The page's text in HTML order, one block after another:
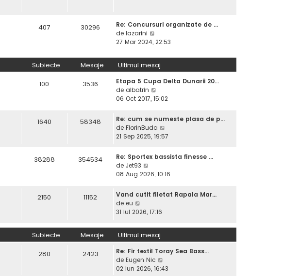
s
u
l
m
a
j
m
l
m
j
407 30296
Re: Concursuri organizate de …
de lazarini
e
i
u
t
i
m
l
m
e
a
27 Mar 2024, 22:53
Subiecte Mesaje Ultimul mesaj
100 3536
Etapa 5 Cupa Delta Dunarii 20…
de albatrin
e
u
l
m
l
e
a
06 Oct 2017, 15:02
1640 58348
Re: cum se numeste plasa de p…
de FlorinBuda
e
l
m
s
a
21 Sep 2025, 19:57
38288 354534
Re: Sportex bassista finesse …
de Jet93
e
i
l
i
m
u
l
m
e
08 Aug 2026, 10:16
2150 11152
Vand cutit filetat Rapala Mar…
de eu
e
i
u
t
i
m
31 Iul 2026, 17:16
Subiecte Mesaje Ultimul mesaj
280 2423
Re: Fir textil Toray Sea Bass…
de Eugen Nic
e
02 Iun 2026, 16:43